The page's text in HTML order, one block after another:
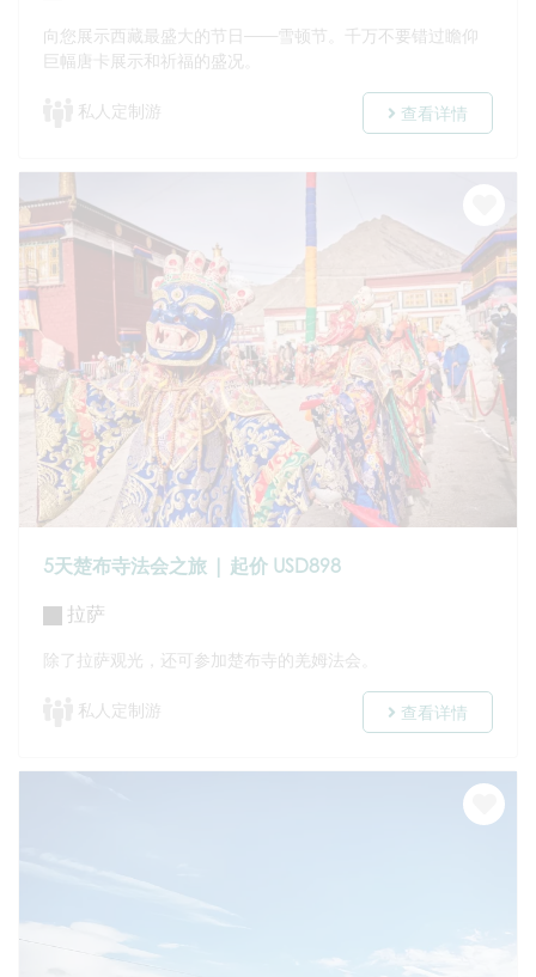
向您展示西藏最盛大的节日——雪顿节。千万不要错过瞻仰
巨幅唐卡展示和祈福的盛况。
私人定制游 查看详情
5天楚布寺法会之旅 | 起价 USD898
拉萨
除了拉萨观光，还可参加楚布寺的羌姆法会。
私人定制游 查看详情